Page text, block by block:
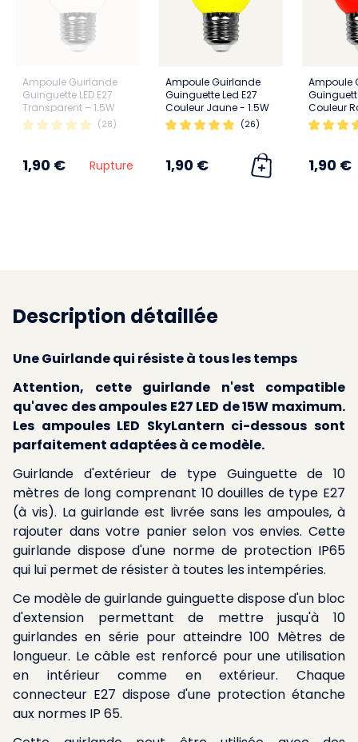
Ampoule Guirlande
Guinguette LED E27
Transparent – 1.5W
(28)
1,90 € Rupture
Ampoule Guirlande
Guinguette Led E27
Couleur Jaune - 1.5W
(26)
1,90 €
Ampoule
Couleur
1,90 €
Description détaillée
Une Guirlande qui résiste à tous les temps
Attention, cette guirlande n'est compatible
qu'avec des ampoules E27 LED de 15W maximum.
Les ampoules LED SkyLantern ci-dessous sont
parfaitement adaptées à ce modèle.
Guirlande d'extérieur de type Guinguette de 10
mètres de long comprenant 10 douilles de type E27
(à vis). La guirlande est livrée sans les ampoules, à
rajouter dans votre panier selon vos envies. Cette
guirlande dispose d'une norme de protection IP65
qui lui permet de résister à toutes les intempéries.
Ce modèle de guirlande guinguette dispose d'un bloc
d'extension permettant de mettre jusqu'à 10
guirlandes en série pour atteindre 100 Mètres de
longueur. Le câble est renforcé pour une utilisation
en intérieur comme en extérieur. Chaque
connecteur E27 dispose d'une protection étanche
aux normes IP 65.